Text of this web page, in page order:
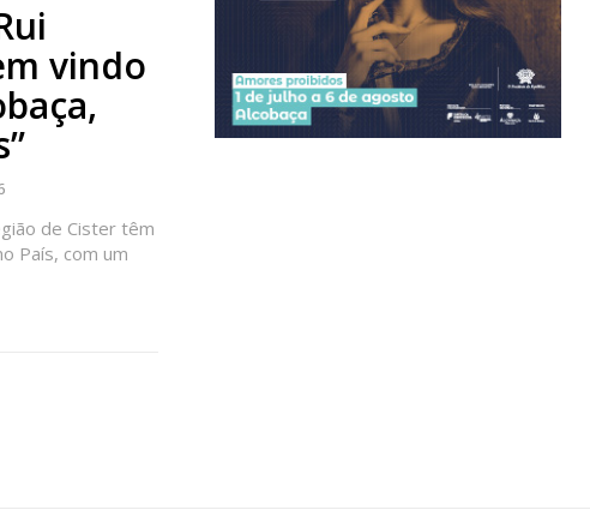
vindo
de Cister têm
País, com um